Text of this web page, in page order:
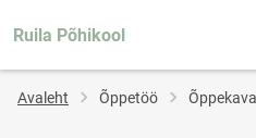
Ruila Põhikool
Jälglink
Avaleht Õppetöö